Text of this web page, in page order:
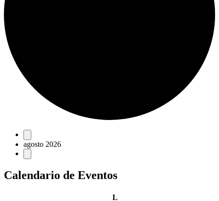
Eventos
agosto 2026
Calendario de Eventos
Llunes